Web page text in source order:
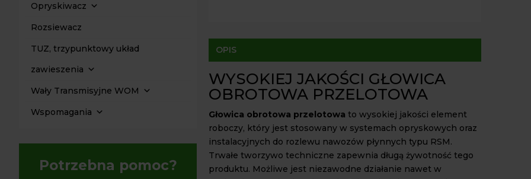
Opryskiwacz
Rozsiewacz
TUZ, trzypunktowy układ
zawieszenia
Wały Transmisyjne WOM
Wspomagania
Potrzebna pomoc?
OPIS
WYSOKIEJ JAKOŚCI GŁOWICA
OBROTOWA PRZELOTOWA
Głowica obrotowa przelotowa to wysokiej jakości element
roboczy, który jest stosowany w systemach opryskowych oraz
instalacyjnych do rozlewu nawozów płynnych typu RSM.
Trwałe tworzywo techniczne zapewnia długą żywotność tego
produktu. Możliwe jest niezawodne działanie nawet w